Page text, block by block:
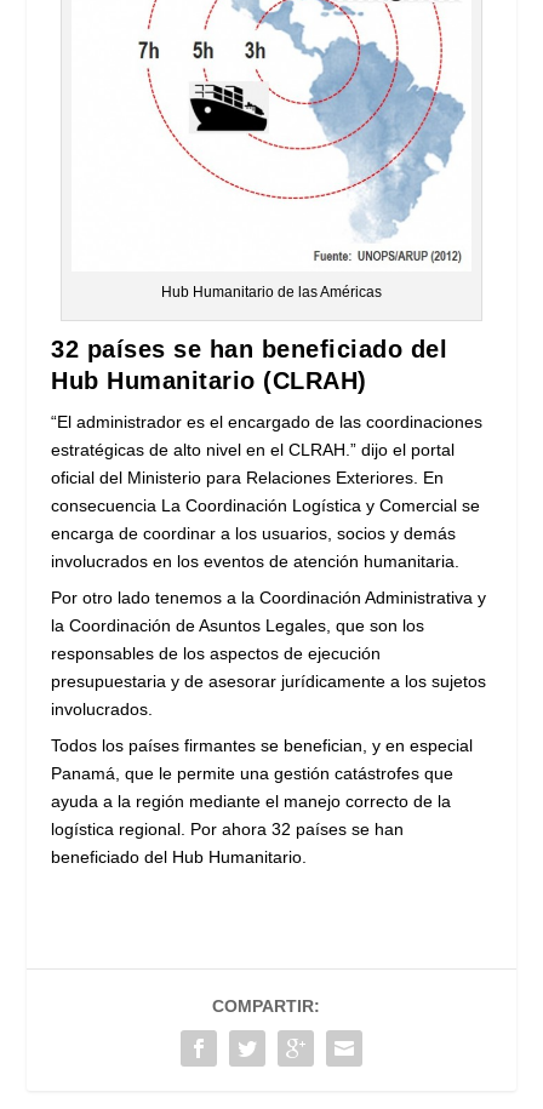
Hub Humanitario de las Américas
32 países se han beneficiado del
Hub Humanitario (CLRAH)
“El administrador es el encargado de las coordinaciones
estratégicas de alto nivel en el CLRAH.” dijo el portal
oficial del Ministerio para Relaciones Exteriores. En
consecuencia La Coordinación Logística y Comercial se
encarga de coordinar a los usuarios, socios y demás
involucrados en los eventos de atención humanitaria.
Por otro lado tenemos a la Coordinación Administrativa y
la Coordinación de Asuntos Legales, que son los
responsables de los aspectos de ejecución
presupuestaria y de asesorar jurídicamente a los sujetos
involucrados.
Todos los países firmantes se benefician, y en especial
Panamá, que le permite una gestión catástrofes que
ayuda a la región mediante el manejo correcto de la
logística regional. Por ahora 32 países se han
beneficiado del Hub Humanitario.
COMPARTIR: